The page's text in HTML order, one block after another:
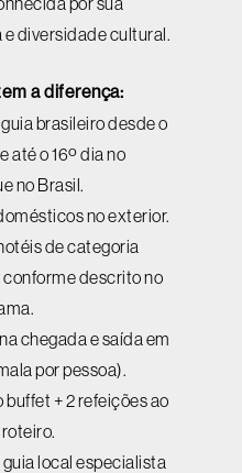
diversidade cultural.
a diferença:
brasileiro desde o
até o 16º dia no
no Brasil.
no exterior.
de categoria
conforme descrito no
chegada e saída em
por pessoa).
buffet + 2 refeições ao
local especialista